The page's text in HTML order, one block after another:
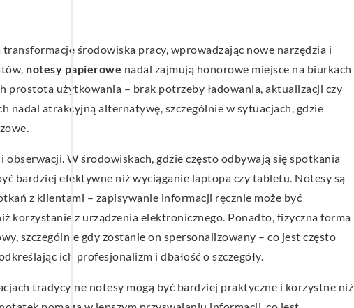
środowiska pracy, wprowadzając nowe narzędzia i
notesy papierowe nadal zajmują honorowe miejsce na biurkach
prostota użytkowania – brak potrzeby ładowania, aktualizacji czy
nadal atrakcyjną alternatywę, szczególnie w sytuacjach, gdzie
W środowiskach, gdzie często odbywają się spotkania
bardziej efektywne niż wyciąganie laptopa czy tabletu. Notesy są
z klientami – zapisywanie informacji ręcznie może być
korzystanie z urządzenia elektronicznego. Ponadto, fizyczna forma
szczególnie gdy zostanie on spersonalizowany – co jest często
ich profesjonalizm i dbałość o szczegóły.
tradycyjne notesy mogą być bardziej praktyczne i korzystne niż